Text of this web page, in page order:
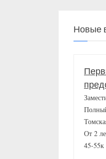
Новые
От 2
45-55к